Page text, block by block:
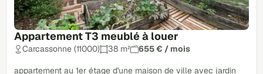
Appartement T3 meublé à louer
Carcassonne (11000) 38 m² 655 € / mois
appartement au 1er étage d'une maison de ville avec jardin